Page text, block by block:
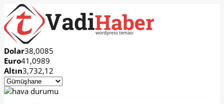
Dolar38,0085
Euro41,0989
Altın3,732,12